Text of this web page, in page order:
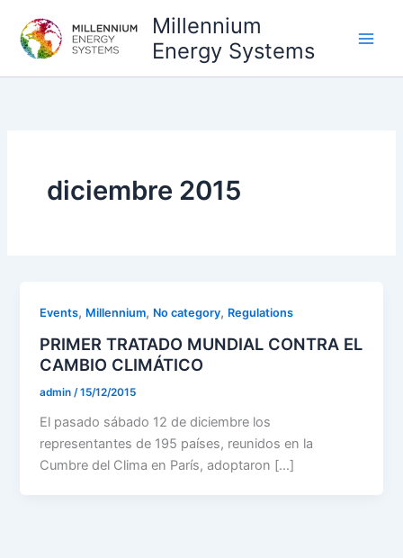
contenido
Millennium
Energy Systems
diciembre 2015
Events, Millennium, No category, Regulations
PRIMER TRATADO MUNDIAL CONTRA EL
CAMBIO CLIMÁTICO
admin /15/12/2015
El pasado sábado 12 de diciembre los
representantes de 195 países, reunidos en la
Cumbre del Clima en París, adoptaron […]